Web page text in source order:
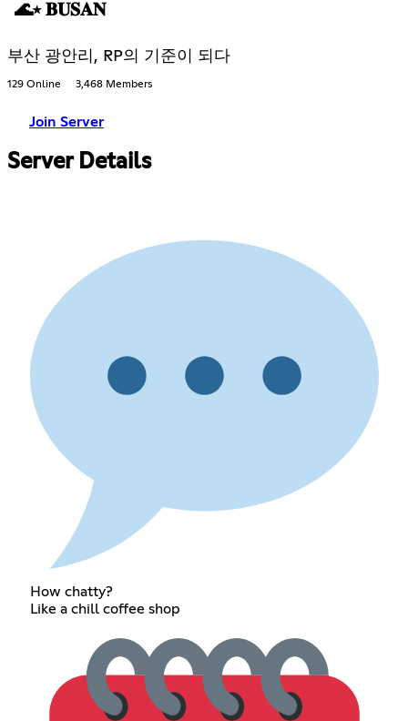
🌊⭑ 𝐁𝐔𝐒𝐀𝐍
부산 광안리, RP의 기준이 되다
129 Online 3,468 Members
Join Server
Server Details
How chatty?
Like a chill coffee shop